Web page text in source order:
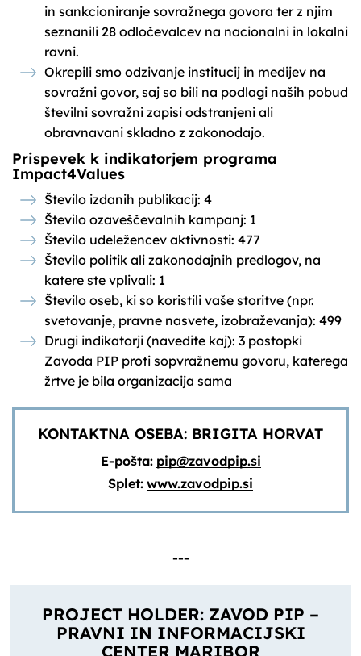
in sankcioniranje sovražnega govora ter z njim
seznanili 28 odločevalcev na nacionalni in lokalni
ravni.
Okrepili smo odzivanje institucij in medijev na
sovražni govor, saj so bili na podlagi naših pobud
številni sovražni zapisi odstranjeni ali
obravnavani skladno z zakonodajo.
Prispevek k indikatorjem programa
Impact4Values
Število izdanih publikacij: 4
Število ozaveščevalnih kampanj: 1
Število udeležencev aktivnosti: 477
Število politik ali zakonodajnih predlogov, na
katere ste vplivali: 1
Število oseb, ki so koristili vaše storitve (npr.
svetovanje, pravne nasvete, izobraževanja): 499
Drugi indikatorji (navedite kaj): 3 postopki
Zavoda PIP proti sopvražnemu govoru, katerega
žrtve je bila organizacija sama
KONTAKTNA OSEBA: BRIGITA HORVAT
E-pošta: pip@zavodpip.si
Splet: www.zavodpip.si
---
PROJECT HOLDER: ZAVOD PIP –
PRAVNI IN INFORMACIJSKI
CENTER MARIBOR